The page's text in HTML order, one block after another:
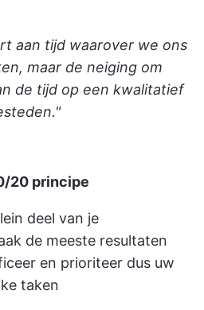
aan tijd waarover we ons
maar de neiging om
de tijd op een kwalitatief
20 principe
deel van je
de meeste resultaten
en prioriteer dus uw
taken